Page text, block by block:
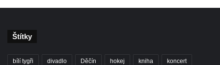
Štítky
bílí tygři divadlo Děčín hokej kniha koncert